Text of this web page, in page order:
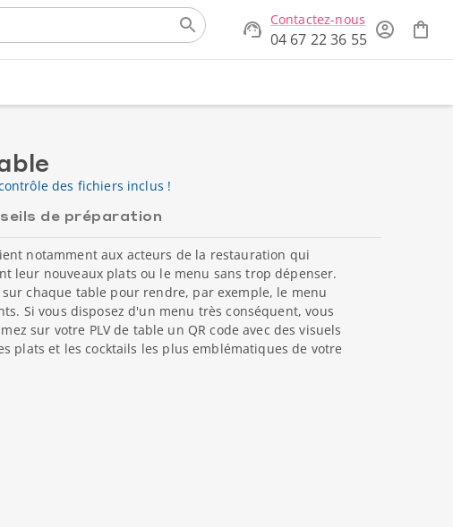
Contactez-nous
04 67 22 36 55
des fichiers inclus !
de préparation
notamment aux acteurs de la restauration qui
leur nouveaux plats ou le menu sans trop dépenser.
chaque table pour rendre, par exemple, le menu
Si vous disposez d'un menu très conséquent, vous
sur votre PLV de table un QR code avec des visuels
plats et les cocktails les plus emblématiques de votre